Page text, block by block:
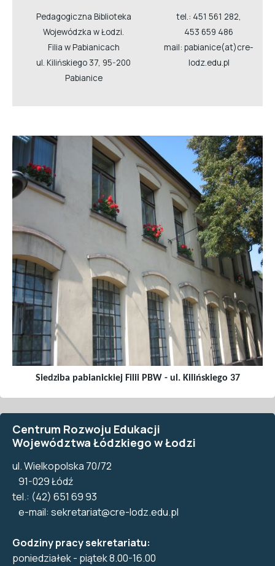
Pedagogiczna Biblioteka
Wojewódzka w Łodzi.
Filia w Pabianicach
ul. Kilińskiego 37, 95-200
Pabianice
tel.: 451 561 282,
453 659 486
mail: pabianice(at)cre-
lodz.edu.pl
Siedziba pabianickiej Filii PBW - ul. Kilińskiego 37
Centrum Rozwoju Edukacji
Województwa Łódzkiego w Łodzi
ul. Wielkopolska 70/72
91-029 Łódź
tel.: (42) 651 69 93
e-mail: sekretariat@cre-lodz.edu.pl
Godziny pracy sekretariatu:
poniedziałek - piątek 8.00-16.00